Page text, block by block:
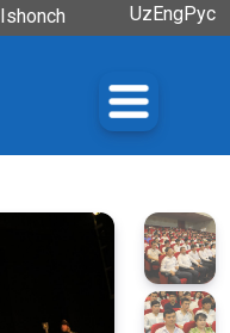
Ishonch
UzEngРус